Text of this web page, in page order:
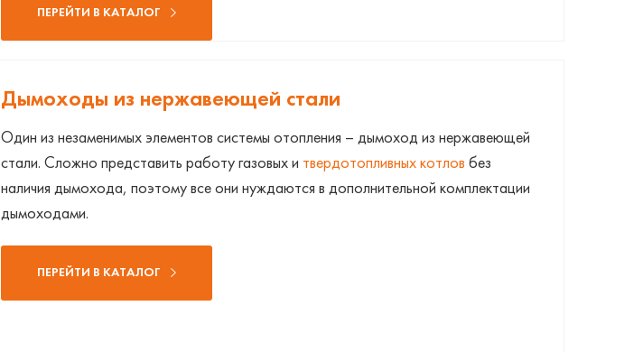
ПЕРЕЙТИ В КАТАЛОГ
Дымоходы из нержавеющей стали
Один из незаменимых элементов системы отопления – дымоход из нержавеющей
стали. Сложно представить работу газовых и твердотопливных котлов без
наличия дымохода, поэтому все они нуждаются в дополнительной комплектации
дымоходами.
ПЕРЕЙТИ В КАТАЛОГ